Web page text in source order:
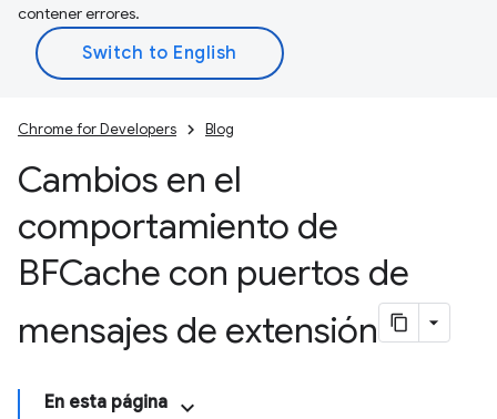
contener errores.
Chrome for Developers Blog
Cambios en el
comportamiento de
BFCache con puertos de
mensajes de extensión
En esta página